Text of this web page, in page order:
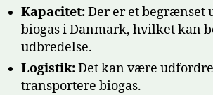
Kapacitet:Der er et begrænset
biogas i Danmark, hvilket kan
udbredelse.
Logistik:Det kan være
transportere biogas.